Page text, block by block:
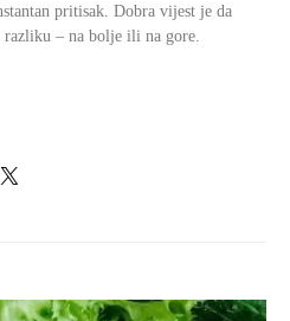
pritisak. Dobra vijest je da
– na bolje ili na gore.